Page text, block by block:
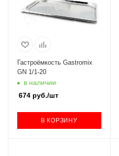
Гастроёмкость Gastromix
GN 1/1-20
в наличии
674 руб./шт
В КОРЗИНУ